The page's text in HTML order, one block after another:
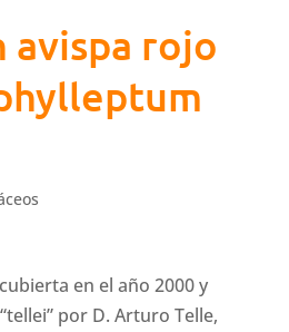
avispa rojo
en el año 2000 y
por D. Arturo Telle,